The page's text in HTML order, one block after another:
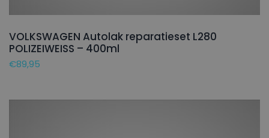
VOLKSWAGEN Autolak reparatieset L280
POLIZEIWEISS – 400ml
€89,95